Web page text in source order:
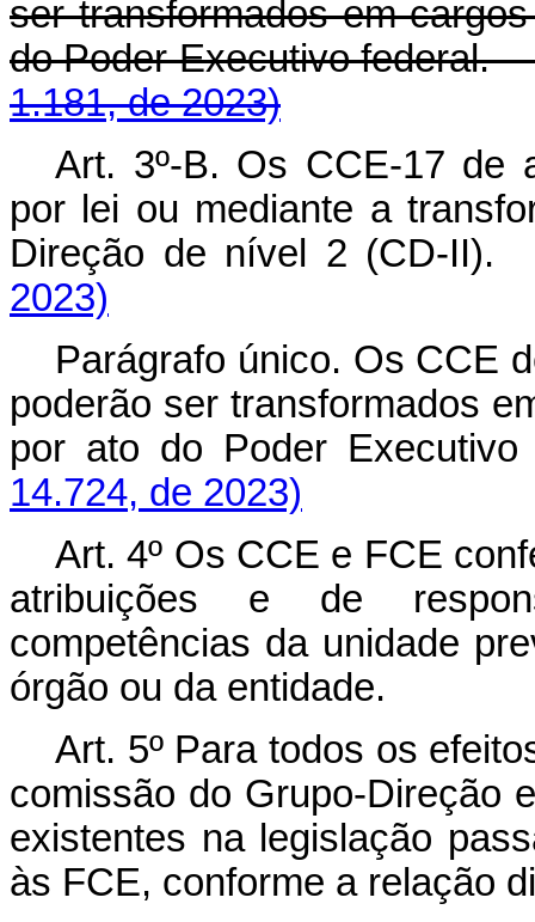
ser transformados em
do Poder Executivo
1.181, de 2023)
Art. 3º-B. Os CCE-17 de
por lei ou mediante a
Direção de nível 2
2023)
Parágrafo único. Os CCE
poderão ser transformados
por ato do Poder
14.724, de 2023)
Art. 4º Os CCE e FCE
atribuições e de
competências da unidade
órgão ou da entidade.
Art. 5º Para todos os
comissão do Grupo-Direção
existentes na legislação
às FCE, conforme a relação